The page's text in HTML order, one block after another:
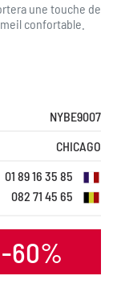
une touche de
confortable.
NYBE9007
CHICAGO
01 89 16 35 85
082 71 45 65
-60%